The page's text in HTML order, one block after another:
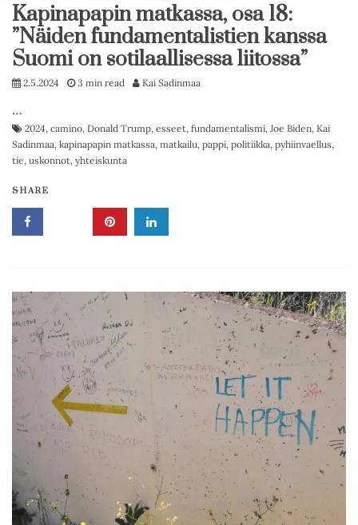
Kapinapapin matkassa, osa 18:
”Näiden fundamentalistien kanssa
Suomi on sotilaallisessa liitossa”
2.5.2024 3 min read Kai Sadinmaa
…
2024, camino, Donald Trump, esseet, fundamentalismi, Joe Biden, Kai
Sadinmaa, kapinapapin matkassa, matkailu, pappi, politiikka, pyhiinvaellus,
tie, uskonnot, yhteiskunta
SHARE